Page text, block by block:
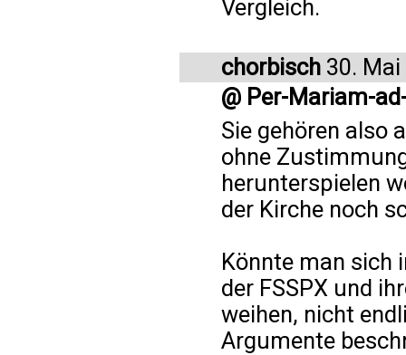
Vergleich.
chorbisch 30.
@ Per-Mariam-
Sie gehören also
ohne
herunterspielen
der Kirche noch
Könnte man sich
der FSSPX und
weihen, nicht
Argumente